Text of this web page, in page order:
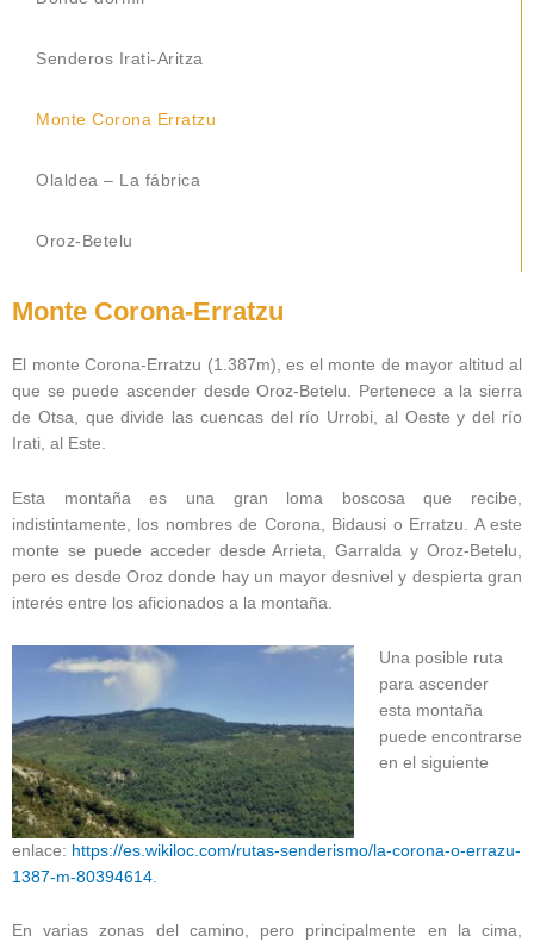
Senderos Irati-Aritza
Monte Corona Erratzu
Olaldea – La fábrica
Oroz-Betelu
Monte Corona-Erratzu
El monte Corona-Erratzu (1.387m), es el monte de mayor altitud al
que se puede ascender desde Oroz-Betelu. Pertenece a la sierra
de Otsa, que divide las cuencas del río Urrobi, al Oeste y del río
Irati, al Este.
Esta montaña es una gran loma boscosa que recibe,
indistintamente, los nombres de Corona, Bidausi o Erratzu. A este
monte se puede acceder desde Arrieta, Garralda y Oroz-Betelu,
pero es desde Oroz donde hay un mayor desnivel y despierta gran
interés entre los aficionados a la montaña.
Una posible ruta
para ascender
esta montaña
puede encontrarse
en el siguiente
enlace: https://es.wikiloc.com/rutas-senderismo/la-corona-o-errazu-
1387-m-80394614
En varias zonas del camino, pero principalmente en la cima,